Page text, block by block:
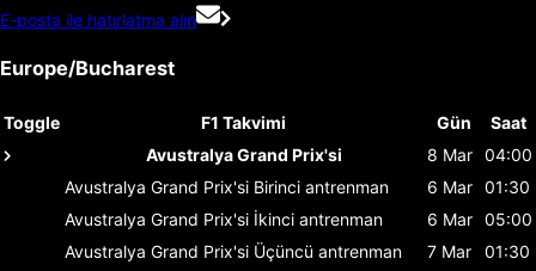
E-posta ile hatırlatma alın
Europe/Bucharest
Toggle F1 Takvimi Gün
Saat
Avustralya Grand Prix'si
8 Mar 04:00
Avustralya Grand Prix'si Birinci antrenman 6 Mar 01:30
Avustralya Grand Prix'si İkinci antrenman 6 Mar 05:00
Avustralya Grand Prix'si Üçüncü antrenman 7 Mar
01:30